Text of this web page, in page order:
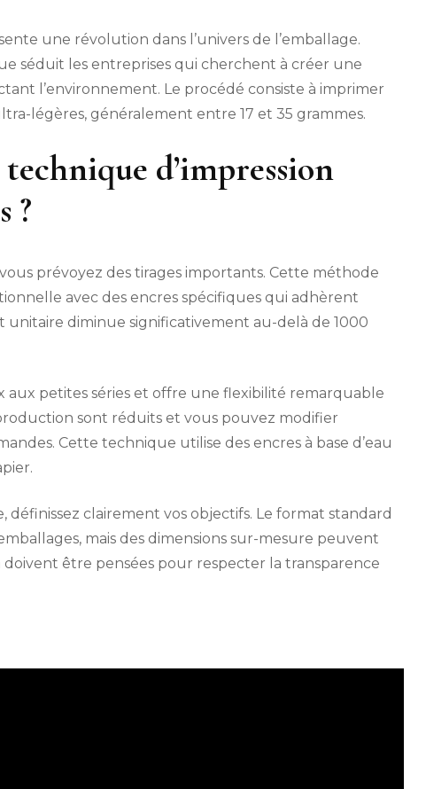
vos
produits
avec
élégance
dans
sur
papier
une révolution dans l’univers de l’emballage.
séduit les entreprises qui cherchent à créer une
l’environnement. Le procédé consiste à imprimer
légères, généralement entre 17 et 35 grammes.
d’impression
?
prévoyez des tirages importants. Cette méthode
avec des encres spécifiques qui adhèrent
unitaire diminue significativement au-delà de 1000
aux petites séries et offre une flexibilité remarquable
sont réduits et vous pouvez modifier
Cette technique utilise des encres à base d’eau
définissez clairement vos objectifs. Le format standard
mais des dimensions sur-mesure peuvent
doivent être pensées pour respecter la transparence